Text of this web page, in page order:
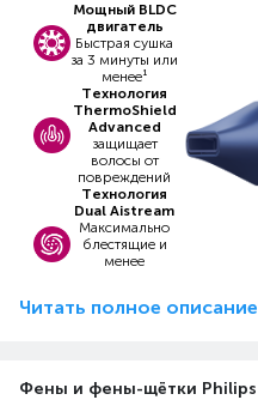
Мощный BLDC
двигатель
Быстрая сушка
за 3 минуты или
менее¹
Технология
ThermoShield
Advanced
защищает
волосы от
повреждений
Технология
Dual Aistream
Максимально
блестящие и
менее
Ионный уход
Дополнительный
Читать полное описание
Фены и фены-щётки Philips